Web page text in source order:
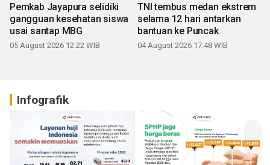
Pemkab Jayapura selidiki
gangguan kesehatan siswa
usai santap MBG
05 August 2026 12:22 WIB
TNI tembus medan ekstrem
selama 12 hari antarkan
bantuan ke Puncak
04 August 2026 17:48 WIB
Infografik